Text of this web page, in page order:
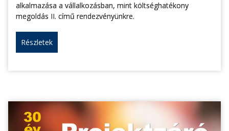
alkalmazása a vállalkozásban, mint költséghatékony
megoldás II. című rendezvényünkre.
Részletek